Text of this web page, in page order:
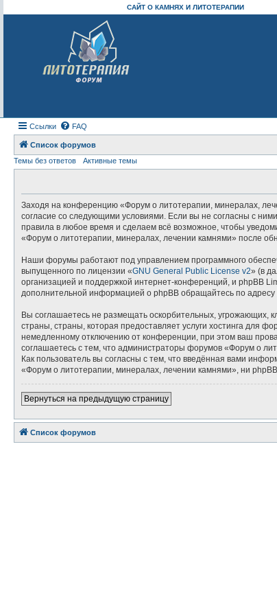
САЙТ О КАМНЯХ И ЛИТОТЕРАПИИ
Ссылки FAQ
Список форумов
Темы без ответов
Активные темы
Заходя на конференцию «Форум о литотерапии, минералах,
согласие со следующими условиями. Если вы не согласны с
правила в любое время и сделаем всё возможное, чтобы
«Форум о литотерапии, минералах, лечении камнями» после
Наши форумы работают под управлением программного
выпущенного по лицензии «GNU General Public License v2» (в
организацией и поддержкой интернет-конференций, и phpBB
дополнительной информацией о phpBB обращайтесь по адресу
Вы соглашаетесь не размещать оскорбительных, угрожающих,
страны, страны, которая предоставляет услуги хостинга для
немедленному отключению от конференции, при этом ваш
соглашаетесь с тем, что администраторы форумов «Форум о
Как пользователь вы согласны с тем, что введённая вами
«Форум о литотерапии, минералах, лечении камнями», ни
Вернуться на предыдущую страницу
Список форумов